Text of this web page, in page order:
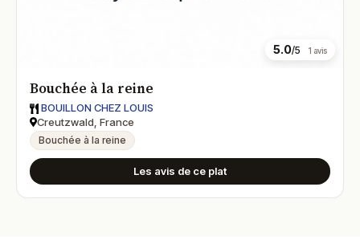
5.0/5 1 avis
Bouchée à la reine
BOUILLON CHEZ LOUIS
Creutzwald, France
Bouchée à la reine
Les avis de ce plat